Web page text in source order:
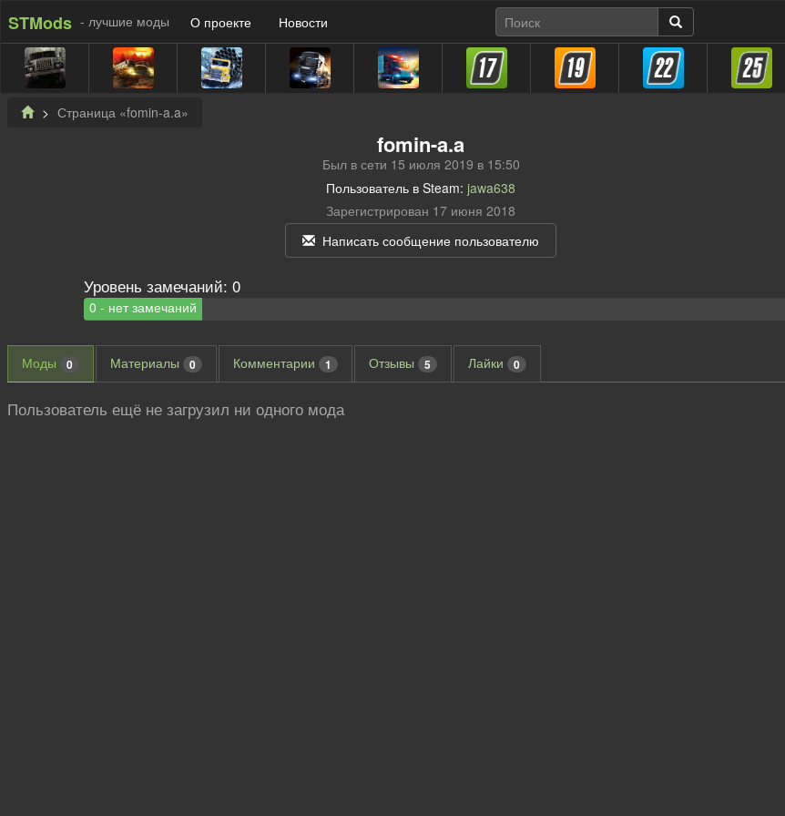
STMods - лучшие моды О проекте Новости
Страница «fomin-a.a»
fomin-a.a
Был в сети 15 июля 2019 в 15:50
Пользователь в Steam: jawa638
Зарегистрирован 17 июня 2018
Написать сообщение пользователю
Уровень замечаний: 0
0 - нет замечаний
Моды 0 Материалы 0 Комментарии 1 Отзывы 5 Лайки 0
Пользователь ещё не загрузил ни одного мода